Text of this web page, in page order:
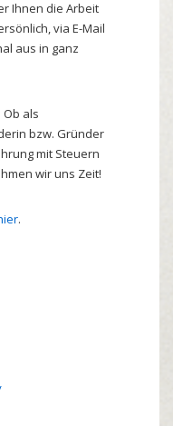
Ihnen die Arbeit
via E-Mail
aus in ganz
als
bzw. Gründer
mit Steuern
wir uns Zeit!
.